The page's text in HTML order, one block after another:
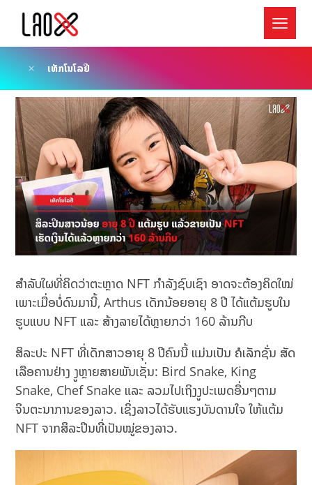
ເທັກໂນໂລຢີ
ສຳລັບໃຜທີ່ຄິດວ່າຕະຫຼາດ NFT ກຳລັງຊົບເຊົາ ອາດຈະຕ້ອງຄິດໃໝ່
ເພາະເມື່ອບໍ່ດົນມານີ້, Arthus ເດັກນ້ອຍອາຍຸ 8 ປີ ໄດ້ແຕ້ມຮູບໃນ
ຮູບແບບ NFT ແລະ ສ້າງລາຍໄດ້ຫຼາຍກວ່າ 160 ລ້ານກີບ
ສິລະປະ NFT ທີ່ເດັກສາວອາຍຸ 8 ປີຄົນນີ້ ແມ່ນເປັນ ຄໍເລັກຊັ່ນ ສັດ
ເລືອຄານຢ່າງ ງູຫຼາຍສາຍພັນເຊັ່ນ: Bird Snake, King
Snake, Chef Snake ແລະ ລວມໄປເຖິງງູປະເພດອື່ນໆຕາມ
ຈິນຕະນາການຂອງລາວ. ເຊິ່ງລາວໄດ້ຮັບແຮງບັນດານໃຈ ໃຫ້ແຕ້ມ
NFT ຈາກສິລະປິນທີ່ເປັນໝູ່ຂອງລາວ.